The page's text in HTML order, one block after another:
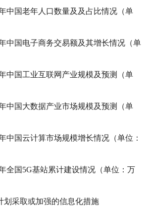
中国老年人口数量及及占比情况（单
中国电子商务交易额及其增长情况（单
中国工业互联网产业规模及预测（单
中国大数据产业市场规模及预测（单
中国云计算市场规模增长情况（单位：
全国5G基站累计建设情况（单位：万
划采取或加强的信息化措施